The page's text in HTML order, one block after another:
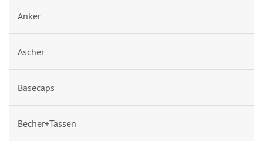
Anker
Ascher
Basecaps
Becher+Tassen